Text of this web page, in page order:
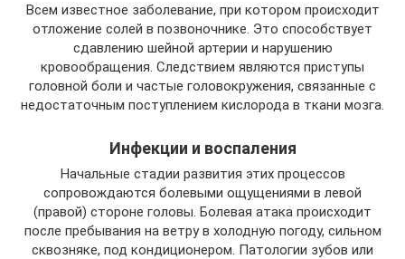
Всем известное заболевание, при котором происходит
отложение солей в позвоночнике. Это способствует
сдавлению шейной артерии и нарушению
кровообращения. Следствием являются приступы
головной боли и частые головокружения, связанные с
недостаточным поступлением кислорода в ткани мозга.
Инфекции и воспаления
Начальные стадии развития этих процессов
сопровождаются болевыми ощущениями в левой
(правой) стороне головы. Болевая атака происходит
после пребывания на ветру в холодную погоду, сильном
сквозняке, под кондиционером. Патологии зубов или